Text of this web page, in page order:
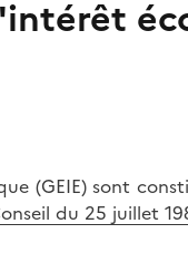
(GEIE) sont
du 25 juillet